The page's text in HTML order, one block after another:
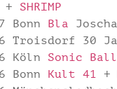
+ SHRIMP
Bonn Bla
Troisdorf 30
Köln Sonic
Bonn Kult 41 +